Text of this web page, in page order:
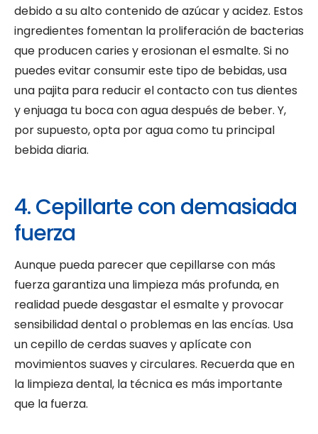
debido a su alto contenido de azúcar y acidez. Estos
ingredientes fomentan la proliferación de bacterias
que producen caries y erosionan el esmalte. Si no
puedes evitar consumir este tipo de bebidas, usa
una pajita para reducir el contacto con tus dientes
y enjuaga tu boca con agua después de beber. Y,
por supuesto, opta por agua como tu principal
bebida diaria.
4. Cepillarte con demasiada
fuerza
Aunque pueda parecer que cepillarse con más
fuerza garantiza una limpieza más profunda, en
realidad puede desgastar el esmalte y provocar
sensibilidad dental o problemas en las encías. Usa
un cepillo de cerdas suaves y aplícate con
movimientos suaves y circulares. Recuerda que en
la limpieza dental, la técnica es más importante
que la fuerza.